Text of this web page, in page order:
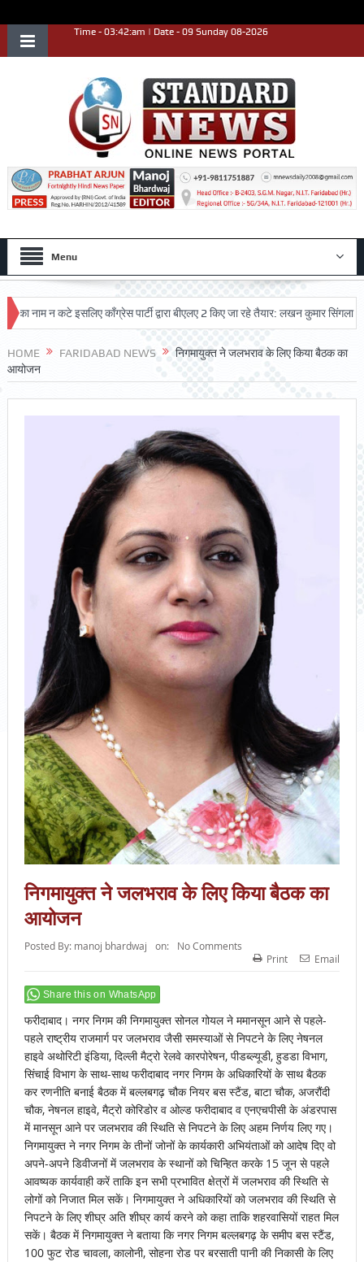
Time - 03:42:am | Date - 09 Sunday 08-2026
Menu
न कटे इसलिए काँग्रेस पार्टी द्वारा बीएलए 2 किए जा रहे तैयार: लखन कुमार सिंगला
HOME FARIDABAD NEWS
निगमायुक्त ने जलभराव के लिए किया बैठक का
आयोजन
निगमायुक्त ने जलभराव के लिए किया बैठक का
आयोजन
Posted By: manoj bhardwaj on:
No Comments
Print
Email
Share this on WhatsApp
फरीदाबाद। नगर निगम की निगमायुक्त सोनल गोयल ने ममानसून आने से पहले-
पहले राष्ट्रीय राजमार्ग पर जलभराव जैसी समस्याओं से निपटने के लिए नेषनल
हाइवे अथोरिटी इंडिया, दिल्ली मैट्रो रेलवे कारपोरेषन, पीडब्ल्यूडी, हुडडा विभाग,
सिंचाई विभाग के साथ-साथ फरीदाबाद नगर निगम के अधिकारियों के साथ बैठक
कर रणनीति बनाई बैठक में बल्लबगढ़ चौक नियर बस स्टैंड, बाटा चौक, अजरौंदी
चौक, नेषनल हाइवे, मैट्रो कोरिडोर व ओल्ड फरीदाबाद व एनएचपीसी के अंडरपास
में मानसून आने पर जलभराव की स्थिति से निपटने के लिए अहम निर्णय लिए गए।
निगमायुक्त ने नगर निगम के तीनों जोनों के कार्यकारी अभियंताओं को आदेष दिए वो
अपने-अपने डिवीजनों में जलभराव के स्थानों को चिन्हित करके 15 जून से पहले
आवष्यक कार्यवाही करें ताकि इन सभी प्रभावित क्षेत्रों में जलभराव की स्थिति से
लोगों को निजात मिल सकें। निगमायुक्त ने अधिकारियों को जलभराव की स्थिति से
निपटने के लिए शीघ्र अति शीघ्र कार्य करने को कहा ताकि शहरवासियों राहत मिल
सकें। बैठक में निगमायुक्त ने बताया कि नगर निगम बल्लबगढ़ के समीप बस स्टैंड,
100 फुट रोड चावला, कालोनी, सोहना रोड पर बरसाती पानी की निकासी के लिए